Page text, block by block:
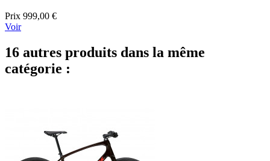
Prix 999,00 €
Voir
16 autres produits dans la même
catégorie :